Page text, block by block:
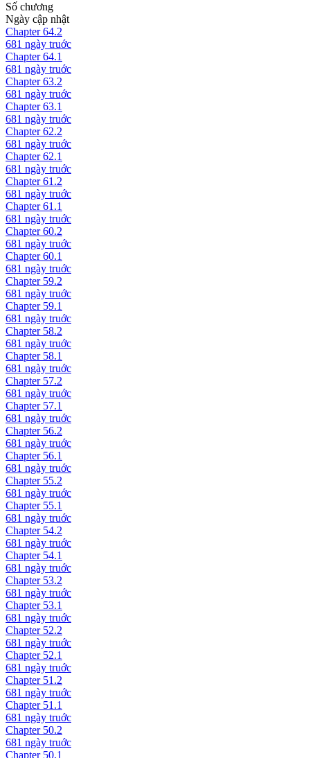
Số chương
Ngày cập nhật
Chapter64.2
681 ngày truớc
Chapter64.1
681 ngày truớc
Chapter63.2
681 ngày truớc
Chapter63.1
681 ngày truớc
Chapter62.2
681 ngày truớc
Chapter62.1
681 ngày truớc
Chapter61.2
681 ngày truớc
Chapter61.1
681 ngày truớc
Chapter60.2
681 ngày truớc
Chapter60.1
681 ngày truớc
Chapter 59.2
681 ngày truớc
Chapter 59.1
681 ngày truớc
Chapter 58.2
681 ngày truớc
Chapter 58.1
681 ngày truớc
Chapter 57.2
681 ngày truớc
Chapter 57.1
681 ngày truớc
Chapter 56.2
681 ngày truớc
Chapter 56.1
681 ngày truớc
Chapter 55.2
681 ngày truớc
Chapter 55.1
681 ngày truớc
Chapter 54.2
681 ngày truớc
Chapter 54.1
681 ngày truớc
Chapter 53.2
681 ngày truớc
Chapter 53.1
681 ngày truớc
Chapter 52.2
681 ngày truớc
Chapter 52.1
681 ngày truớc
Chapter 51.2
681 ngày truớc
Chapter 51.1
681 ngày truớc
Chapter 50.2
681 ngày truớc
Chapter 50.1